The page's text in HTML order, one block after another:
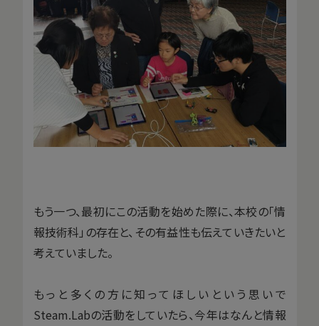
もう一つ、最初にこの活動を始めた際に、本校の「情
報技術科」の存在と、その有益性も伝えていきたいと
考えていました。
もっと多くの方に知ってほしいという思いで
Steam.Labの活動をしていたら、今年はなんと情報